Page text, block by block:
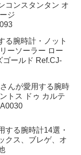
コンスタンタン オ
ジ
る腕時計・ノット
ーソーラー ロー
ゴールド Ref.CJ-
んが愛用する腕時
トス ドゥ カルテ
する腕時計14選・
クス、ブレゲ、オ